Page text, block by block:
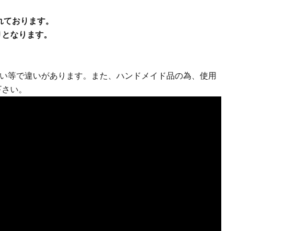
おります。
なります。
で違いがあります。また、ハンドメイド品の為、使用
い。